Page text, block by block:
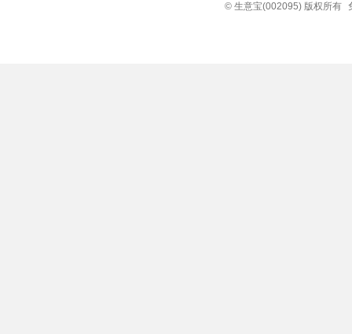
© 生意宝(002095) 版权所有